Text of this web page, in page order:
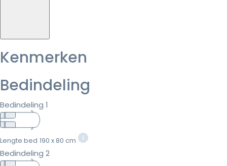
Kenmerken
Bedindeling
Bedindeling 1
Lengte bed 190 x 80 cm
Bedindeling 2